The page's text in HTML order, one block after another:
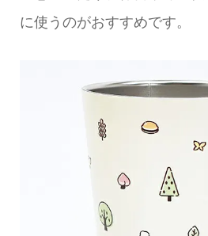
に使うのがおすすめです。